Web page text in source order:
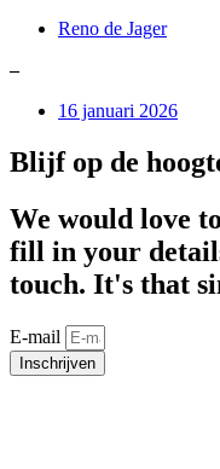
Reno de Jager
–
16 januari 2026
Blijf op de
We would love
fill in your
touch. It's that
E-mail
Inschrijven